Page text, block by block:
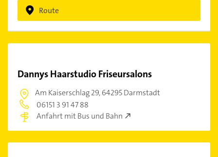
Route
Dannys Haarstudio Friseursalons
Am Kaiserschlag 29,64295 Darmstadt
06151 3 91 47 88
Anfahrt mit Bus und Bahn